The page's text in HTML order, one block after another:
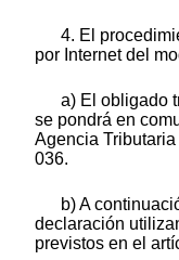
4. El
por Internet del
a) El obligado
se pondrá en
Agencia
036.
b) A
declaración
previstos en el